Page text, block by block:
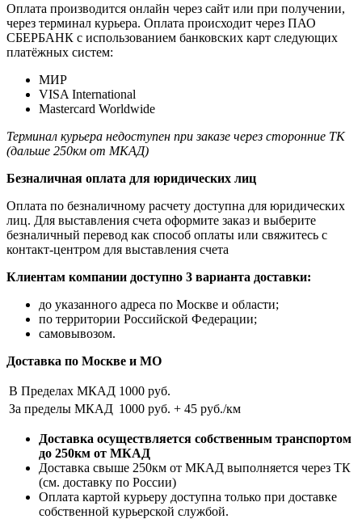
Оплата производится онлайн через сайт или при получении,
через терминал курьера. Оплата происходит через ПАО
СБЕРБАНК с использованием банковских карт следующих
платёжных систем:
МИР
VISA International
Mastercard Worldwide
Терминал курьера недоступен при заказе через сторонние ТК
(дальше 250км от МКАД)
Безналичная оплата для юридических лиц
Оплата по безналичному расчету доступна для юридических
лиц. Для выставления счета оформите заказ и выберите
безналичный перевод как способ оплаты или свяжитесь с
контакт-центром для выставления счета
Клиентам компании доступно 3 варианта доставки:
до указанного адреса по Москве и области;
по территории Российской Федерации;
самовывозом.
Доставка по Москве и МО
В Пределах МКАД 1000 руб.
За пределы МКАД 1000 руб. + 45 руб./км
Доставка осуществляется собственным транспортом
до 250км от МКАД
Доставка свыше 250км от МКАД выполняется через ТК
(см. доставку по России)
Оплата картой курьеру доступна только при доставке
собственной курьерской службой.